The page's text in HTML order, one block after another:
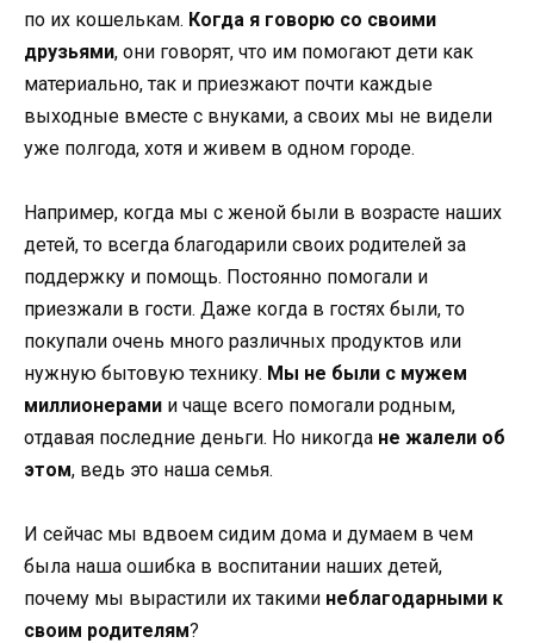
по их кошелькам. Когда я говорю со своими
друзьями, они говорят, что им помогают дети как
материально, так и приезжают почти каждые
выходные вместе с внуками, а своих мы не видели
уже полгода, хотя и живем в одном городе.
Например, когда мы с женой были в возрасте наших
детей, то всегда благодарили своих родителей за
поддержку и помощь. Постоянно помогали и
приезжали в гости. Даже когда в гостях были, то
покупали очень много различных продуктов или
нужную бытовую технику. Мы не были с мужем
миллионерами и чаще всего помогали родным,
отдавая последние деньги. Но никогда не жалели об
этом, ведь это наша семья.
И сейчас мы вдвоем сидим дома и думаем в чем
была наша ошибка в воспитании наших детей,
почему мы вырастили их такими неблагодарными к
своим родителям?